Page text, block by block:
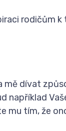
rodičům k
mě dívat
například
mu tím, že